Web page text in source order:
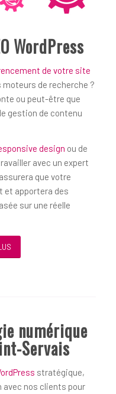
WordPress
de votre site
moteurs de recherche ?
ou peut-être que
gestion de contenu
design ou de
avec un expert
que votre
et apportera des
sur une réelle
numérique
Servais
stratégique,
nos clients pour